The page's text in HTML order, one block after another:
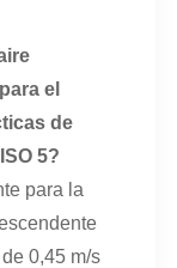
el
de
5?
para la
0,45 m/s